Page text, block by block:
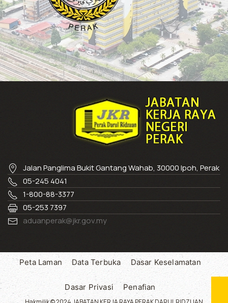
Jalan Panglima Bukit Gantang Wahab, 30000 Ipoh, Perak
05-245 4041
1-800-88-3377
05-253 7397
aduanperak@jkr.gov.my
Peta Laman Data Terbuka Dasar Keselamatan
Dasar Privasi Penafian